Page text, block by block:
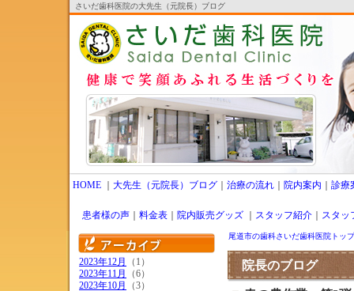
さいだ歯科医院の大先生（元院長）ブログ
HOME｜ 大先生（元院長）ブログ｜ 治療の流れ｜ 院内案内 診療
患者様の声｜ 料金表｜ 院内販売グッズ スタッフ紹介｜ スタッ
2023年12月
（1）
2023年11月
（6）
2023年10月
（3）
尾道市の歯科さいだ歯科医院トッ
院長のブログ